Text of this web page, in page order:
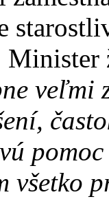
veľmi
všetko